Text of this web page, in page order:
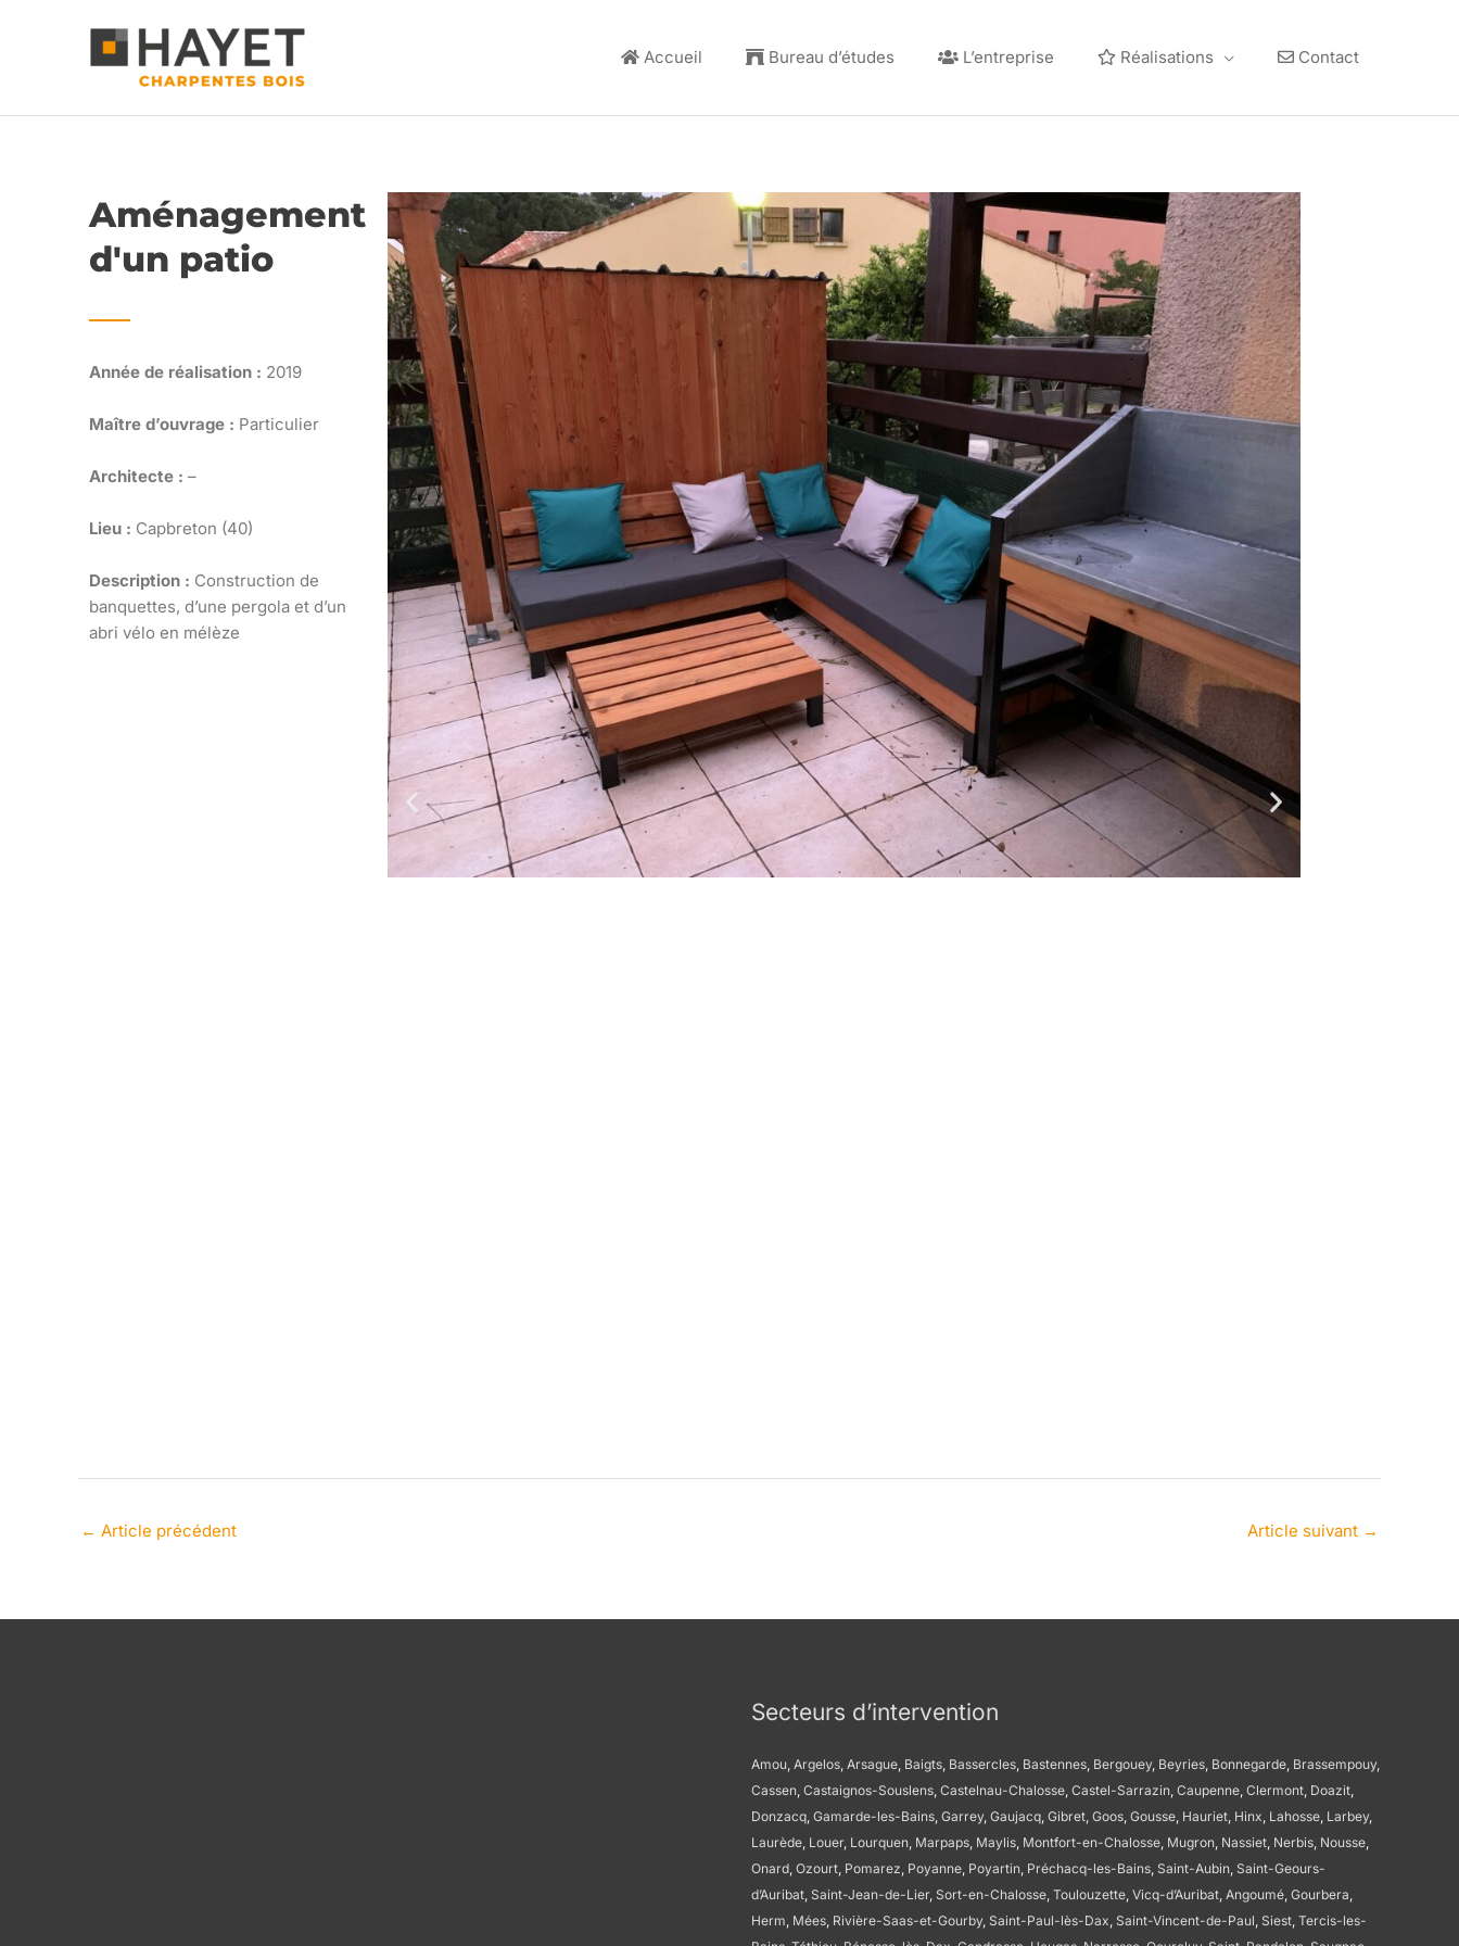
Accueil Bureau d’études L’entreprise Réalisations Contact
Aménagement
d'un patio
Année de réalisation : 2019
Maître d’ouvrage : Particulier
Architecte : –
Lieu : Capbreton (40)
Description : Construction de
banquettes, d’une pergola et d’un
abri vélo en mélèze
← Article précédent Article suivant →
Secteurs d’intervention
Amou, Argelos, Arsague, Baigts, Bassercles, Bastennes, Bergouey, Beyries, Bonnegarde, Brassempouy,
Cassen, Castaignos-Souslens, Castelnau-Chalosse, Castel-Sarrazin, Caupenne, Clermont, Doazit,
Donzacq, Gamarde-les-Bains, Garrey, Gaujacq, Gibret, Goos, Gousse, Hauriet, Hinx, Lahosse, Larbey,
Laurède, Louer, Lourquen, Marpaps, Maylis, Montfort-en-Chalosse, Mugron, Nassiet, Nerbis, Nousse,
Onard, Ozourt, Pomarez, Poyanne, Poyartin, Préchacq-les-Bains, Saint-Aubin, Saint-Geours-
d’Auribat, Saint-Jean-de-Lier, Sort-en-Chalosse, Toulouzette, Vicq-d’Auribat, Angoumé, Gourbera,
Herm, Mées, Rivière-Saas-et-Gourby, Saint-Paul-lès-Dax, Saint-Vincent-de-Paul, Siest, Tercis-les-